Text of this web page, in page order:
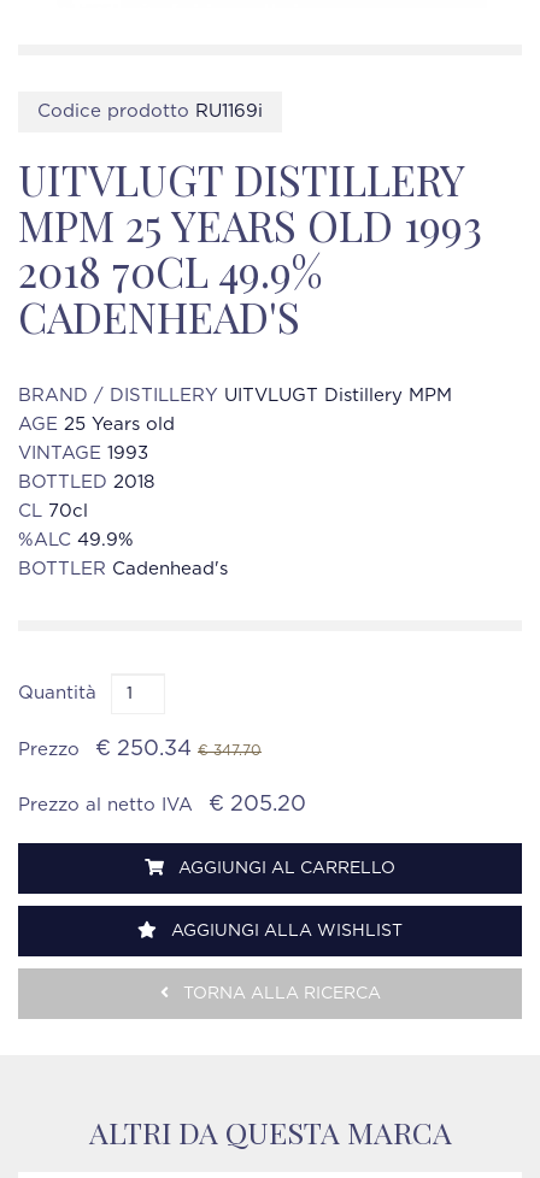
Codice prodotto RU1169i
UITVLUGT DISTILLERY
MPM 25 YEARS OLD 1993
2018 70CL 49.9%
CADENHEAD'S
BRAND / DISTILLERY UITVLUGT Distillery MPM
AGE 25 Years old
VINTAGE 1993
BOTTLED 2018
CL 70cl
%ALC 49.9%
BOTTLER Cadenhead's
Quantità
Prezzo € 250.34 € 347.70
Prezzo al netto IVA € 205.20
AGGIUNGI AL CARRELLO
AGGIUNGI ALLA WISHLIST
TORNA ALLA RICERCA
ALTRI DA QUESTA MARCA